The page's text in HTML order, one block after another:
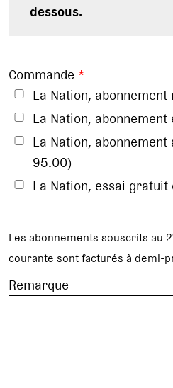
dessous.
Commande *
La Nation,
La Nation,
La Nation,
95.00)
La Nation, essai
Les abonnements souscrits au 2
courante sont facturés à demi-
Remarque